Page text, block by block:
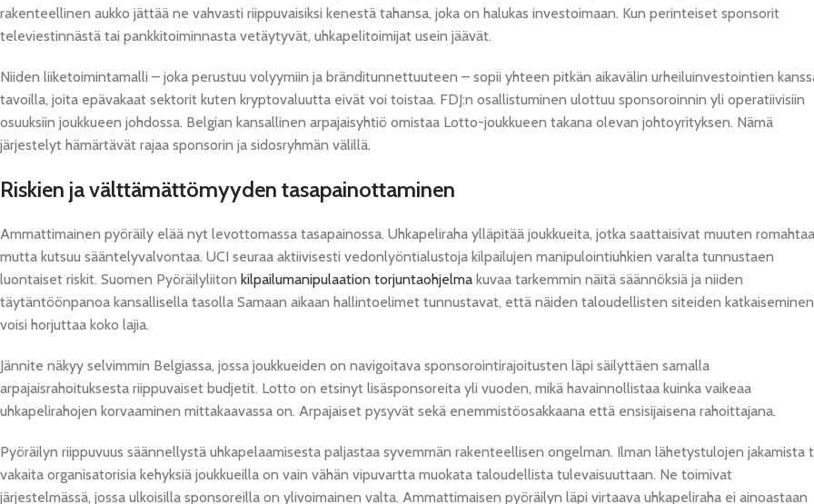
rakenteellinen aukko jättää ne vahvasti riippuvaisiksi kenestä tahansa, joka on halukas investoimaan. Kun perinteiset sponsorit
televiestinnästä tai pankkitoiminnasta vetäytyvät, uhkapelitoimijat usein jäävät.
Niiden liiketoimintamalli – joka perustuu volyymiin ja bränditunnettuuteen – sopii yhteen pitkän aikavälin urheiluinvestointien
tavoilla, joita epävakaat sektorit kuten kryptovaluutta eivät voi toistaa. FDJ:n osallistuminen ulottuu sponsoroinnin yli operatiivisiin
osuuksiin joukkueen johdossa. Belgian kansallinen arpajaisyhtiö omistaa Lotto-joukkueen takana olevan johtoyrityksen. Nämä
järjestelyt hämärtävät rajaa sponsorin ja sidosryhmän välillä.
Riskien ja välttämättömyyden tasapainottaminen
Ammattimainen pyöräily elää nyt levottomassa tasapainossa. Uhkapeliraha ylläpitää joukkueita, jotka saattaisivat muuten
mutta kutsuu sääntelyvalvontaa. UCI seuraa aktiivisesti vedonlyöntialustoja kilpailujen manipulointiuhkien varalta tunnustaen
luontaiset riskit. Suomen Pyöräilyliiton kilpailumanipulaation torjuntaohjelma kuvaa tarkemmin näitä säännöksiä ja niiden
täytäntöönpanoa kansallisella tasolla Samaan aikaan hallintoelimet tunnustavat, että näiden taloudellisten siteiden katkaiseminen
voisi horjuttaa koko lajia.
Jännite näkyy selvimmin Belgiassa, jossa joukkueiden on navigoitava sponsorointirajoitusten läpi säilyttäen samalla
arpajaisrahoituksesta riippuvaiset budjetit. Lotto on etsinyt lisäsponsoreita yli vuoden, mikä havainnollistaa kuinka vaikeaa
uhkapelirahojen korvaaminen mittakaavassa on. Arpajaiset pysyvät sekä enemmistöosakkaana että ensisijaisena rahoittajana.
Pyöräilyn riippuvuus säännellystä uhkapelaamisesta paljastaa syvemmän rakenteellisen ongelman. Ilman lähetystulojen jakamista
vakaita organisatorisia kehyksiä joukkueilla on vain vähän vipuvartta muokata taloudellista tulevaisuuttaan. Ne toimivat
järjestelmässä, jossa ulkoisilla sponsoreilla on ylivoimainen valta. Ammattimaisen pyöräilyn läpi virtaava uhkapeliraha ei ainoastaan